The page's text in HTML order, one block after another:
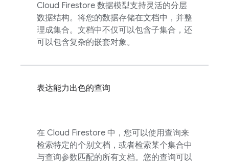
Cloud Firestore 数据模型支持灵活的分层
数据结构。将您的数据存储在文档中，并整
理成集合。文档中不仅可以包含子集合，还
可以包含复杂的嵌套对象。
表达能力出色的查询
在 Cloud Firestore 中，您可以使用查询来
检索特定的个别文档，或者检索某个集合中
与查询参数匹配的所有文档。您的查询可以